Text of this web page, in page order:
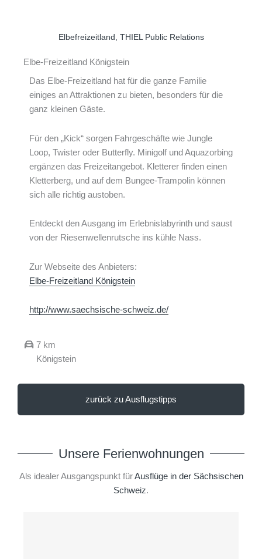
Elbefreizeitland, THIEL Public Relations
Elbe-Freizeitland Königstein
Das Elbe-Freizeitland hat für die ganze Familie
einiges an Attraktionen zu bieten, besonders für die
ganz kleinen Gäste.
Für den „Kick“ sorgen Fahrgeschäfte wie Jungle
Loop, Twister oder Butterfly. Minigolf und Aquazorbing
ergänzen das Freizeitangebot. Kletterer finden einen
Kletterberg, und auf dem Bungee-Trampolin können
sich alle richtig austoben.
Entdeckt den Ausgang im Erlebnislabyrinth und saust
von der Riesenwellenrutsche ins kühle Nass.
Zur Webseite des Anbieters:
Elbe-Freizeitland Königstein
http://www.saechsische-schweiz.de/
7 km
Königstein
zurück zu Ausflugstipps
Unsere Ferienwohnungen
Als idealer Ausgangspunkt fürAusflüge in der Sächsischen
Schweiz.